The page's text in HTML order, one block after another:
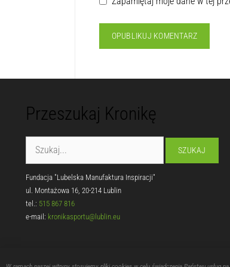
Przeszukaj Kronikę
Fundacja "Lubelska Manufaktura Inspiracji"
ul. Montażowa 16, 20-214 Lublin
tel.: 515 867 816
e-mail: kronikasportu@lublin.eu